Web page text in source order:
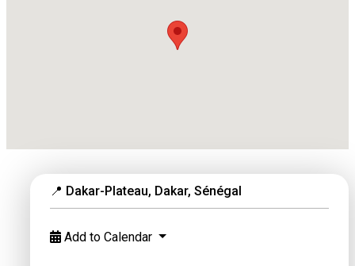
📍 Dakar-Plateau, Dakar, Sénégal
Add to Calendar